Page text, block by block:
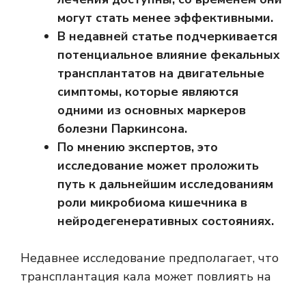
могут стать менее эффективными.
В недавней статье подчеркивается
потенциальное влияние фекальных
трансплантатов на двигательные
симптомы, которые являются
одними из основных маркеров
болезни Паркинсона.
По мнению экспертов, это
исследование может проложить
путь к дальнейшим исследованиям
роли микробиома кишечника в
нейродегенеративных состояниях.
Недавнее исследование предполагает, что
трансплантация кала может повлиять на